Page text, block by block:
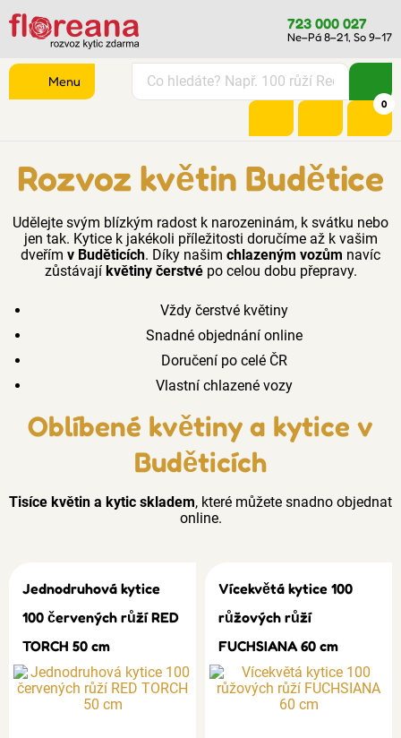
723 000 027
Ne–Pá 8–21, So 9–17
0
Menu
Rozvoz květin Budětice
Udělejte svým blízkým radost k narozeninám, k svátku nebo
jen tak. Kytice k jakékoli příležitosti doručíme až k vašim
dveřím v Buděticích. Díky našim chlazeným vozům navíc
zůstávají květiny čerstvépo celou dobu přepravy.
Vždy čerstvé květiny
Snadné objednání online
Doručení po celé ČR
Vlastní chlazené vozy
Oblíbené květiny a kytice v
Buděticích
Tisíce květin a kytic skladem, které můžete snadno objednat
online.
Jednodruhová kytice
100 červených růží RED
TORCH 50 cm
Vícekvětá kytice 100
růžových růží
FUCHSIANA 60 cm